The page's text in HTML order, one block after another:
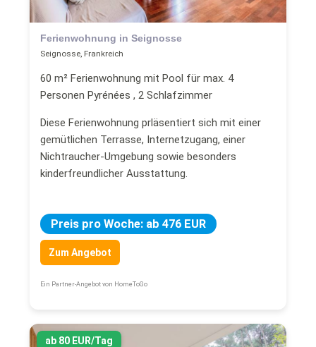
Ferienwohnung in Seignosse
Seignosse, Frankreich
60 m² Ferienwohnung mit Pool für max. 4
Personen Pyrénées , 2 Schlafzimmer
Diese Ferienwohnung prläsentiert sich mit einer
gemütlichen Terrasse, Internetzugang, einer
Nichtraucher-Umgebung sowie besonders
kinderfreundlicher Ausstattung.
Preis pro Woche: ab 476 EUR
Zum Angebot
Ein Partner-Angebot von HomeToGo
ab 80 EUR/Tag